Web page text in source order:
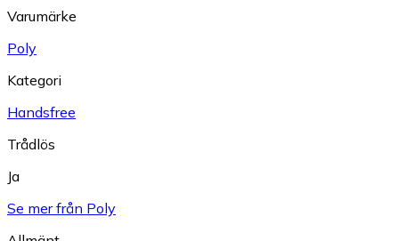
Varumärke
Poly
Kategori
Handsfree
Trådlös
Ja
Se mer från Poly